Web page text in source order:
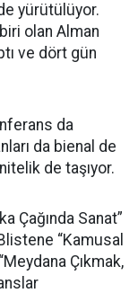
yürütülüyor.
olan Alman
ve dört gün
da
da bienal de
de taşıyor.
Çağında Sanat”
“Kamusal
Çıkmak,